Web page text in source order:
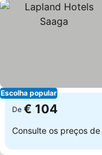
Escolha popular
De € 104
Consulte os preços de